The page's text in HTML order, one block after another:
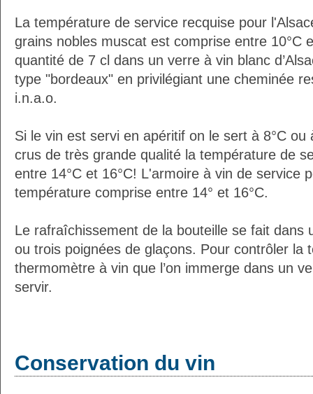
La température de service recquise pour
grains nobles muscat est comprise entre 10°C
quantité de 7 cl dans un verre à vin blanc
type "bordeaux" en privilégiant une cheminée
i.n.a.o.
Si le vin est servi en apéritif on le sert à 8°C ou
crus de très grande qualité la température de
entre 14°C et 16°C! L'armoire à vin de service
température comprise entre 14° et 16°C.
Le rafraîchissement de la bouteille se fait dans
ou trois poignées de glaçons. Pour contrôler la
thermomètre à vin que l’on immerge dans un
servir.
Conservation du vin